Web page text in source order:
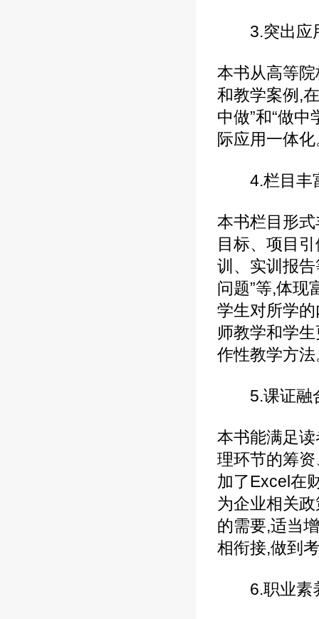
3.突出应
本书从高等
和教学案例,
中做”和“做
际应用一体化
4.栏目丰
本书栏目形
目标、项目
训、实训报
问题”等,体现
学生对所学
师教学和学
作性教学方法
5.课证融
本书能满足
理环节的筹
加了Excel在
为企业相关
的需要,适当
相衔接,做到
6.职业素